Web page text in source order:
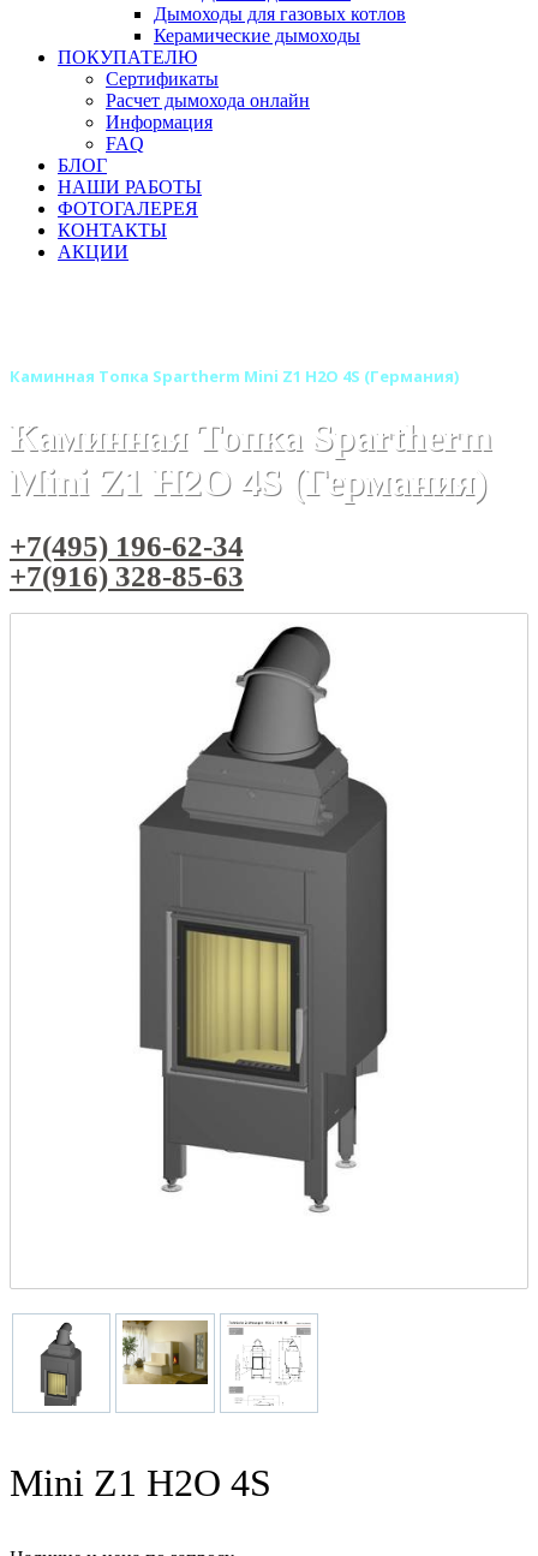
Дымоходы для газовых котлов
Керамические дымоходы
ПОКУПАТЕЛЮ
Сертификаты
Расчет дымохода онлайн
Информация
FAQ
БЛОГ
НАШИ РАБОТЫ
ФОТОГАЛЕРЕЯ
КОНТАКТЫ
АКЦИИ
Каминная Топка Spartherm Mini Z1 H2O 4S (Германия)
Каминная Топка Spartherm
Mini Z1 H2O 4S (Германия)
+7(495) 196-62-34
+7(916) 328-85-63
Mini Z1 H2O 4S